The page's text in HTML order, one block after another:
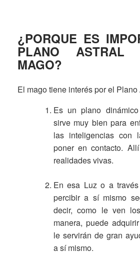
¿PORQUE ES
PLANO ASTRAL
MAGO?
El mago tiene interés por el
Es un plano
sirve muy bien para
las inteligencias con
poner en contacto.
realidades vivas.
En esa Luz o a
percibir a sí mismo
decir, como le ven
manera, puede
le servirán de gran
a sí mismo.